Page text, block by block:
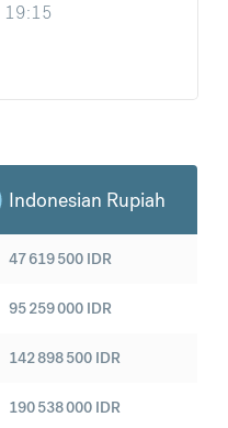
19:15
Indonesian Rupiah
47 619 500 IDR
95 259 000 IDR
142 898 500 IDR
190 538 000 IDR